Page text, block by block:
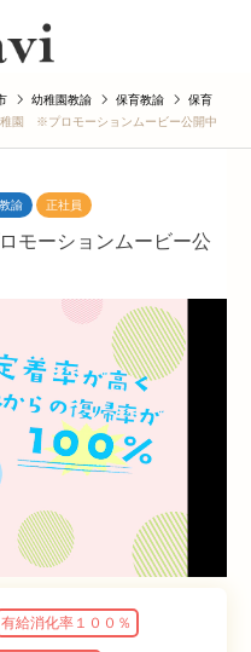
幼稚園教諭 保育教諭
保育
稚園 ※プロモーションムービー公開中
諭 正社員
モーションムービー公
有給消化率１００％